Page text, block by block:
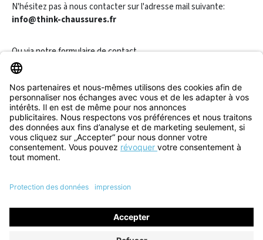
N'hésitez pas à nous contacter sur l'adresse mail suivante:
info@think-chaussures.fr
Ou via notreformulaire de contact.
Révoquer un contrat
Informations
Aide & Contact